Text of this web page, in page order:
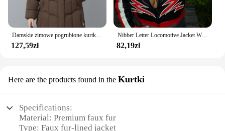
Damskie zimowe pogrubione kurtki puchowe bawełniane parki z kapturem pikowany długi płaszcz z kieszeniami płaszcz damski w średnim wieku
127,59zł
Nibber Letter Locomotive Jacket Women Varsity Cool Hipster Embroidery Patchwork Full Sleeve Wild Streetwear Fashion Short Coat
82,19zł
Here are the products found in the Kurtki
Specifications:
Material: Premium faux fur
Type: Faux fur-lined jacket